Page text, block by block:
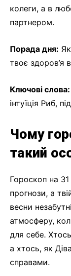
колеги, а в
партнером.
Порада дня:
твоє здоров’я
Ключові слова:
інтуїція Риб,
Чому
такий
Гороскоп на
прогнози, а
весни
атмосферу,
для себе.
а хтось, як
справами.